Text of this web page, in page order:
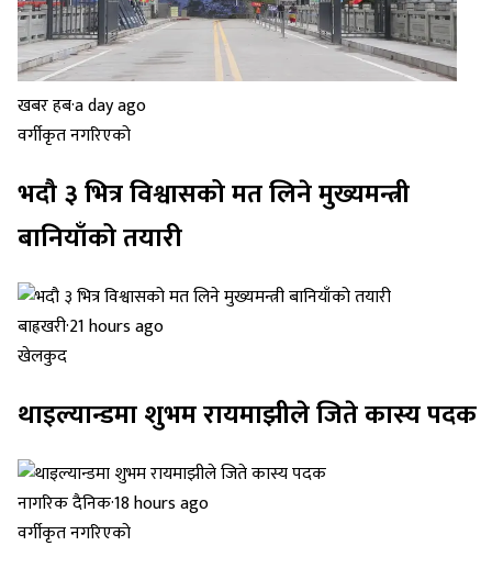
खबर हब·a day ago
वर्गीकृत नगरिएको
भदौ ३ भित्र विश्वासको मत लिने मुख्यमन्त्री
बानियाँको तयारी
बाह्रखरी·21 hours ago
खेलकुद
थाइल्यान्डमा शुभम रायमाझीले जिते कास्य पदक
नागरिक दैनिक·18 hours ago
वर्गीकृत नगरिएको